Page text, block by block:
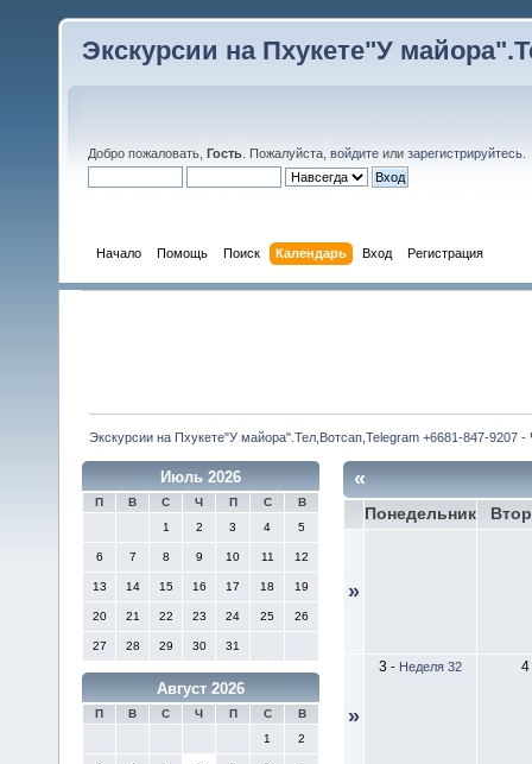
Экскурсии на Пхукете"У
Добро пожаловать, Гость . Пожалуйста, войдите или зарегистрируйтесь
Начало Помощь Поиск Календарь Вход Регистрация
Экскурсии на Пхукете"У майора".Тел,Вотсап,Telegram +6681-847-9207 -
Июль 2026
П В С Ч П С
В
1
2 3 4 5
6 7 8 9 10 11 12
13 14 15 16 17 18 19
20 21 22 23 24 25 26
27 28 29 30 31
Август 2026
П В С Ч П С
В
1
2
«
Понедельник
»
»
3 - Неделя 32 4